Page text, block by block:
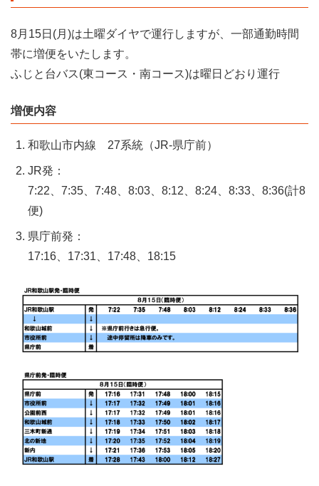
8月15日(月)は土曜ダイヤで運行しますが、一部通勤時間
帯に増便をいたします。
ふじと台バス(東コース・南コース)は曜日どおり運行
増便内容
和歌山市内線 27系統（JR-県庁前）
JR発：
7:22、7:35、7:48、8:03、8:12、8:24、8:33、8:36(計8
便)
県庁前発：
17:16、17:31、17:48、18:15